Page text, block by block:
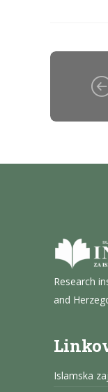
Research
and
Islamska